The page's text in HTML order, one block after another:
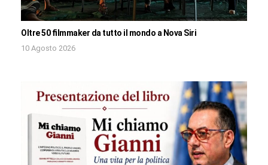
Oltre 50 filmmaker da tutto il mondo a Nova Siri
10 Agosto 2026